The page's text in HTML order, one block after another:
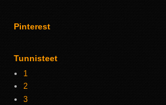
Pinterest
Tunnisteet
1
2
3